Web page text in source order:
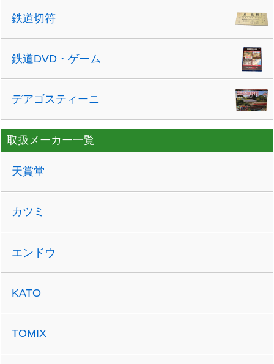
鉄道切符
鉄道DVD・ゲーム
デアゴスティーニ
取扱メーカー一覧
天賞堂
カツミ
エンドウ
KATO
TOMIX